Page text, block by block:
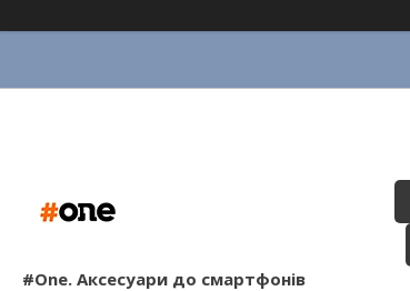
#One. Аксесуари до смартфонів